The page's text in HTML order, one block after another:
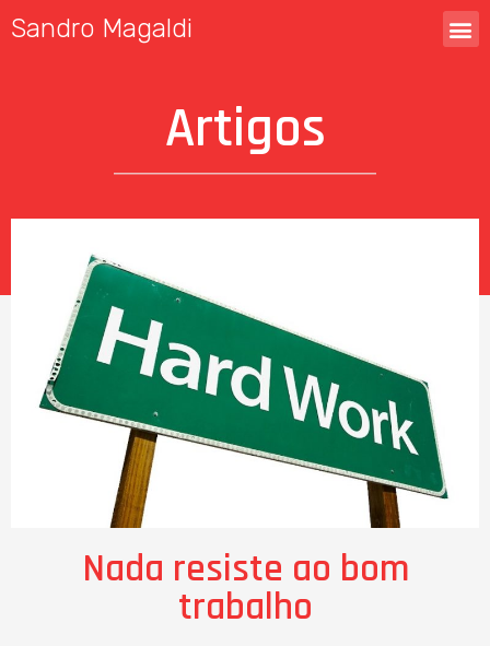
Sandro Magaldi
Artigos
Nada resiste ao bom
trabalho